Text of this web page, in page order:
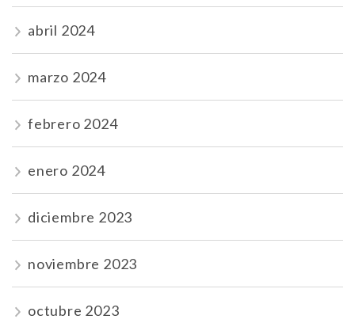
abril 2024
marzo 2024
febrero 2024
enero 2024
diciembre 2023
noviembre 2023
octubre 2023